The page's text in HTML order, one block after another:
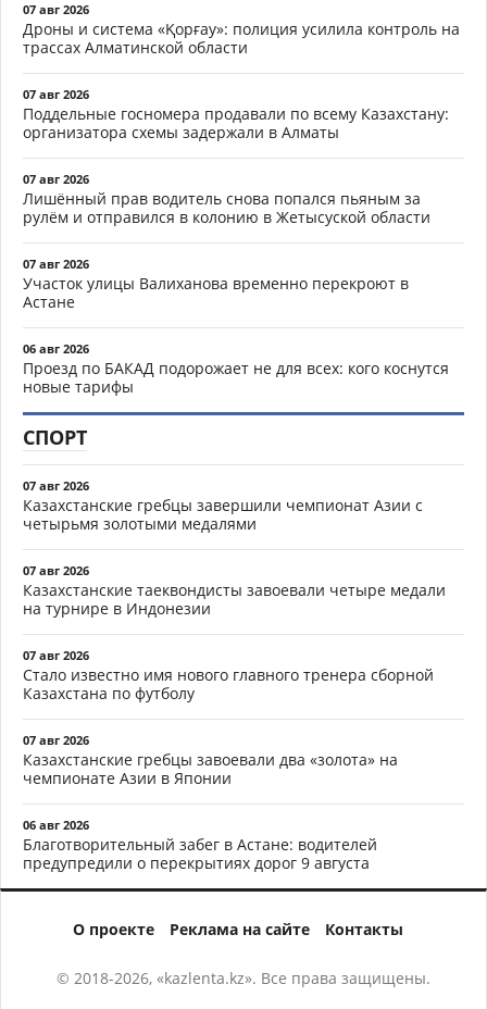
07 авг 2026
Дроны и система «Қорғау»: полиция усилила контроль на
трассах Алматинской области
07 авг 2026
Поддельные госномера продавали по всему Казахстану:
организатора схемы задержали в Алматы
07 авг 2026
Лишённый прав водитель снова попался пьяным за
рулём и отправился в колонию в Жетысуской области
07 авг 2026
Участок улицы Валиханова временно перекроют в
Астане
06 авг 2026
Проезд по БАКАД подорожает не для всех: кого коснутся
новые тарифы
СПОРТ
07 авг 2026
Казахстанские гребцы завершили чемпионат Азии с
четырьмя золотыми медалями
07 авг 2026
Казахстанские таеквондисты завоевали четыре медали
на турнире в Индонезии
07 авг 2026
Стало известно имя нового главного тренера сборной
Казахстана по футболу
07 авг 2026
Казахстанские гребцы завоевали два «золота» на
чемпионате Азии в Японии
06 авг 2026
Благотворительный забег в Астане: водителей
предупредили о перекрытиях дорог 9 августа
О проекте Реклама на сайте Контакты
© 2018-2026, «kazlenta.kz». Все права защищены.